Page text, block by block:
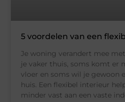
5 voordelen van een
Je woning verandert mee
je vaker thuis, soms komt er
vloer en soms wil je gewoon
huis. Een flexibel interieur
minder vast aan een vaste